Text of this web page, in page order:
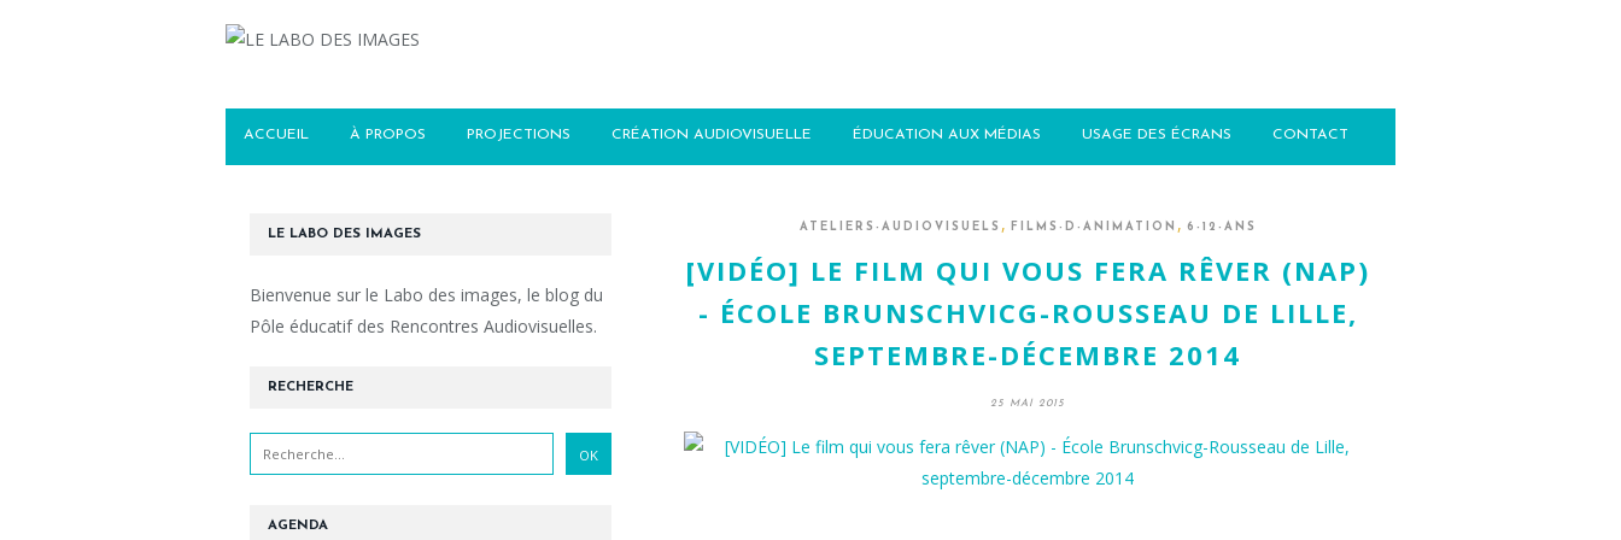
ACCUEIL À PROPOS PROJECTIONS CRÉATION AUDIOVISUELLE ÉDUCATION AUX MÉDIAS USAGE DES ÉCRANS CONTACT
ATELIERS-AUDIOVISUELS , FILMS-D-ANIMATION , 6-12-ANS
[VIDÉO] LE FILM QUI VOUS FERA RÊVER (NAP)
- ÉCOLE BRUNSCHVICG-ROUSSEAU DE LILLE,
SEPTEMBRE-DÉCEMBRE 2014
25 MAI 2015
RECHERCHE
LE LABO DES IMAGES
Bienvenue sur le Labo des images, le blog du
Pôle éducatif des Rencontres Audiovisuelles.
AGENDA